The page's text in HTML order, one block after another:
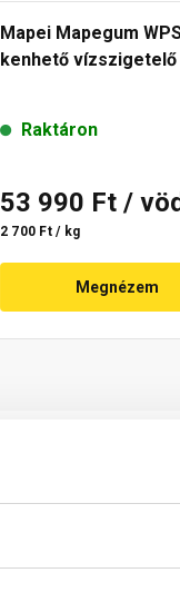
Mapei Mapegum
kenhető vízszigetelő
Raktáron
53 990 Ft /
2 700 Ft / kg
Megnézem